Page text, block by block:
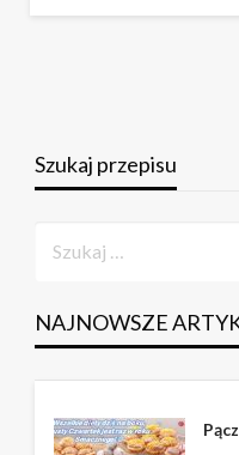
Szukaj przepisu
NAJNOWSZE